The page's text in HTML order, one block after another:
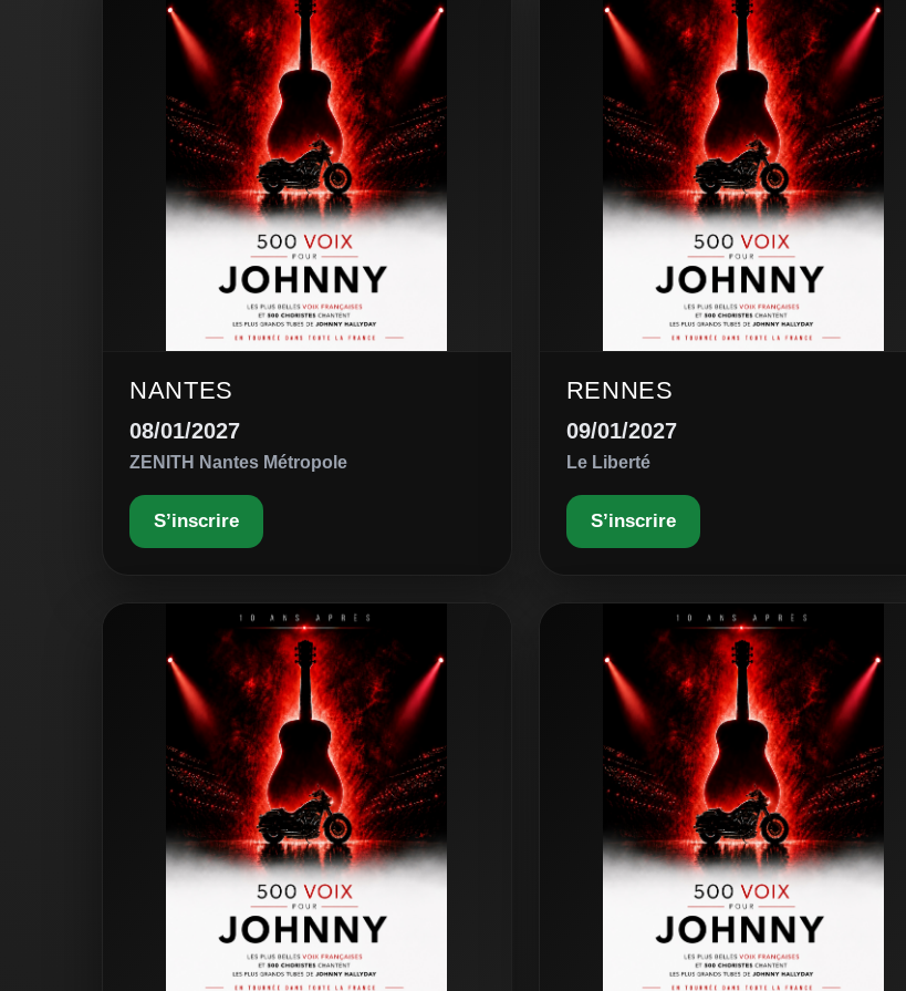
NANTES
08/01/2027
ZENITH Nantes Métropole
S’inscrire
RENNES
09/01/2027
Le Liberté
S’inscrire